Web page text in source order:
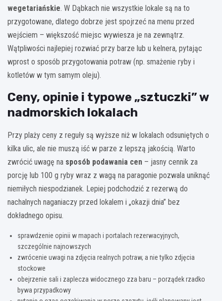
wegetariańskie. W Dąbkach nie wszystkie lokale są na to
przygotowane, dlatego dobrze jest spojrzeć na menu przed
wejściem – większość miejsc wywiesza je na zewnątrz.
Wątpliwości najlepiej rozwiać przy barze lub u kelnera, pytając
wprost o sposób przygotowania potraw (np. smażenie ryby i
kotletów w tym samym oleju).
Ceny, opinie i typowe „sztuczki” w
nadmorskich lokalach
Przy plaży ceny z reguły są wyższe niż w lokalach odsuniętych o
kilka ulic, ale nie muszą iść w parze z lepszą jakością. Warto
zwrócić uwagę na sposób podawania cen – jasny cennik za
porcję lub 100 g ryby wraz z wagą na paragonie pozwala uniknąć
niemiłych niespodzianek. Lepiej podchodzić z rezerwą do
nachalnych naganiaczy przed lokalem i „okazji dnia” bez
dokładnego opisu.
sprawdzenie opinii w mapach i portalach rezerwacyjnych,
szczególnie najnowszych
zwrócenie uwagi na zdjęcia realnych potraw, a nie tylko zdjęcia
stockowe
obejrzenie sali i zaplecza widocznego zza baru – porządek rzadko
bywa przypadkowy